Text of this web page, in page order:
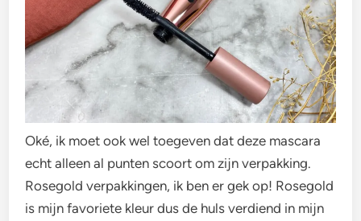
Oké, ik moet ook wel toegeven dat deze mascara
echt alleen al punten scoort om zijn verpakking.
Rosegold verpakkingen, ik ben er gek op! Rosegold
is mijn favoriete kleur dus de huls verdiend in mijn